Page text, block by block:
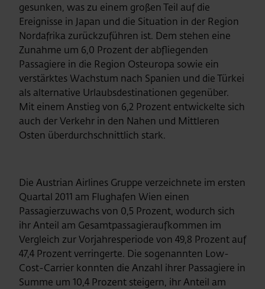
gesunken, was zu einem großen Teil auf die
Ereignisse in Japan und die Situation in der Region
Nordafrika zurückzuführen ist. Dem stehen eine
Zunahme um 6,0 Prozent der abfliegenden
Passagiere in die Region Osteuropa sowie ein
verstärktes Wachstum nach Spanien und die Türkei
als alternative Urlaubsdestinationen gegenüber.
Mit einem Anstieg von 6,2 Prozent entwickelte sich
auch der Verkehr in den Nahen und Mittleren
Osten überdurchschnittlich stark.
Die Austrian Airlines Gruppe verzeichnete im ersten
Quartal 2011 am Flughafen Wien einen
Passagierzuwachs von 0,5 Prozent, wodurch sich
ihr Anteil am Gesamtpassagieraufkommen im
Vergleich zur Vorjahresperiode von 49,8 Prozent auf
47,4 Prozent verringerte. Die sogenannten Low-
Cost-Carrier konnten die Anzahl ihrer Passagiere in
Summe um 10,4 Prozent steigern, ihr Anteil am